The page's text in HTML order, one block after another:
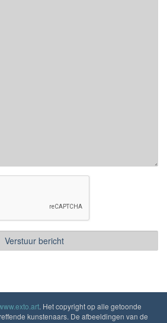
. Het copyright op alle getoonde
kunstenaars. De afbeeldingen van de